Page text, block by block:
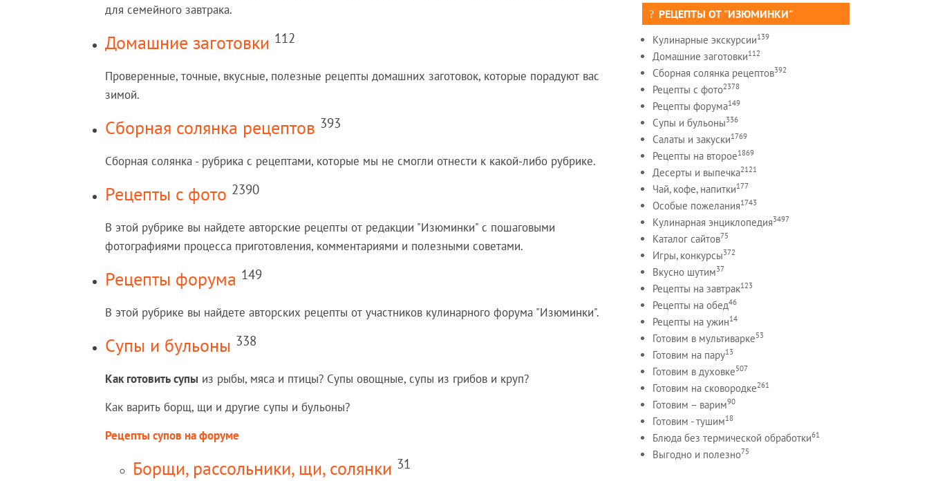
для семейного завтрака.
Домашние заготовки 112
Проверенные, точные, вкусные, полезные рецепты домашних заготовок, которые порадуют вас
зимой.
Сборная солянка рецептов 393
Сборная солянка - рубрика с рецептами, которые мы не смогли отнести к какой-либо рубрике.
Рецепты c фото 2390
В этой рубрике вы найдете авторские рецепты от редакции "Изюминки" с пошаговыми
фотографиями процесса приготовления, комментариями и полезными советами.
Рецепты форума 149
В этой рубрике вы найдете авторских рецепты от участников кулинарного форума "Изюминки".
Супы и бульоны 338
Как готовить супы из рыбы, мяса и птицы? Супы овощные, супы из грибов и круп?
Как варить борщ, щи и другие супы и бульоны?
Рецепты супов на форуме
Борщи, рассольники, щи, солянки 31
РЕЦЕПТЫ ОТ "ИЗЮМИНКИ"
Кулинарные экскурсии139
Домашние заготовки112
Сборная солянка рецептов392
Рецепты c фото2378
Рецепты форума149
Супы и бульоны336
Салаты и закуски1769
Рецепты на второе1869
Десерты и выпечка2121
Чай, кофе, напитки177
Особые пожелания1743
Кулинарная энциклопедия3497
Каталог сайтов75
Игры, конкурсы372
Вкусно шутим37
Рецепты на завтрак123
Рецепты на обед46
Рецепты на ужин14
Готовим в мультиварке53
Готовим на пару13
Готовим в духовке507
Готовим на сковородке261
Готовим – варим90
Готовим - тушим18
Блюда без термической обработки61
Выгодно и полезно75